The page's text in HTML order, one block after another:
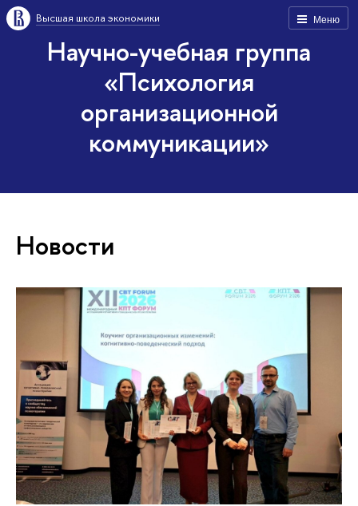
Меню
Высшая школа экономики
Научно-учебная группа
«Психология
организационной
коммуникации»
Новости